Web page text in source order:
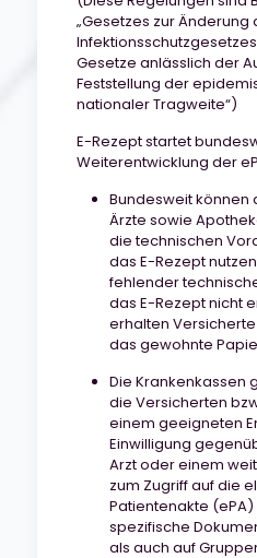
„Gesetzes zur Änderung
Gesetze anlässlich der
Feststellung der
nationaler Tragweite“)
E-Rezept startet
Weiterentwicklung der
Bundesweit können
Ärzte sowie
die technischen
das E-Rezept
fehlender
das E-Rezept nicht
erhalten
das gewohnte
Die Krankenkassen
die Versicherten
einem geeigneten
Einwilligung
Arzt oder einem
zum Zugriff auf die
Patientenakte
spezifische
als auch auf